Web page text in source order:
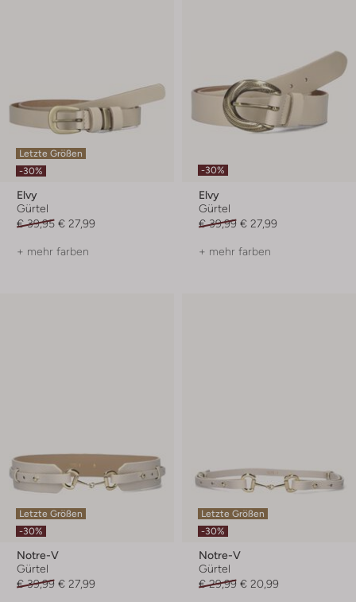
Letzte Größen
-30%
Elvy
Gürtel
€ 39,95 € 27,99
+ mehr farben
-30%
Elvy
Gürtel
€ 39,99 € 27,99
+ mehr farben
Letzte Größen
-30%
Notre-V
Gürtel
€ 39,99 € 27,99
Letzte Größen
-30%
Notre-V
Gürtel
€ 29,99 € 20,99